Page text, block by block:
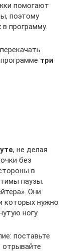
помогают
поэтому
программу.
три
, не делая
без
в
паузы.
Они
которых нужно
ногу.
поставьте
отрывайте